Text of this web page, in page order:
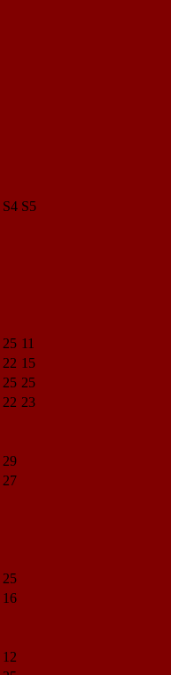
S4 S5
25 11
22 15
25 25
22 23
29
27
25
16
12